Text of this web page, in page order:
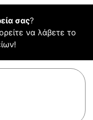
σας?
να λάβετε το